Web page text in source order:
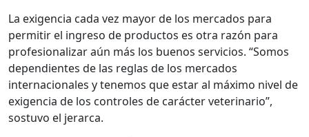
La exigencia cada vez mayor de los mercados para
permitir el ingreso de productos es otra razón para
profesionalizar aún más los buenos servicios. “Somos
dependientes de las reglas de los mercados
internacionales y tenemos que estar al máximo nivel de
exigencia de los controles de carácter veterinario”,
sostuvo el jerarca.